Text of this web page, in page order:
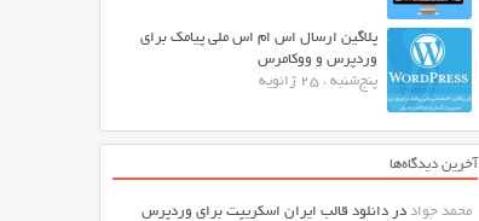
پلاگین ارسال اس ام اس ملی پیامک برای
وردپرس و ووکامرس
پنج‌شنبه ، 25 ژانویه
آخرین دیدگاه‌ها
محمد جواد در دانلود قالب ایران اسکریپت برای وردپرس